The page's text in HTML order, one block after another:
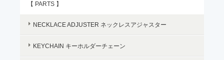
【 PARTS 】
NECKLACE ADJUSTER ネックレスアジャスター
KEYCHAIN キーホルダーチェーン